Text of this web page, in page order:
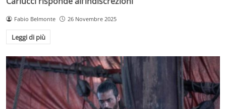
Fabio Belmonte 26 Novembre 2025
Leggi di più